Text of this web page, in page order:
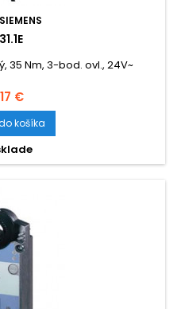
SIEMENS
35 Nm, 3-bod. ovl., 24V~
€
košíka